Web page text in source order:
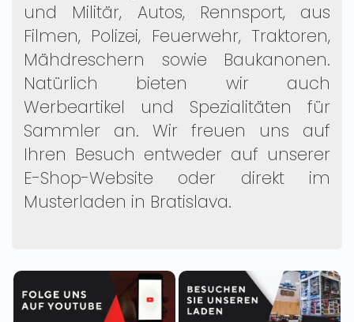
und Militär, Autos, Rennsport, aus
Filmen, Polizei, Feuerwehr, Traktoren,
Mähdreschern sowie Baukanonen.
Natürlich bieten wir auch
Werbeartikel und Spezialitäten für
Sammler an. Wir freuen uns auf
Ihren Besuch entweder auf unserer
E-Shop-Website oder direkt im
Musterladen in Bratislava.